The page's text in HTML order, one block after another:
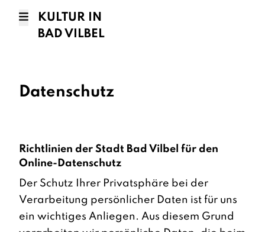
KULTUR IN
BAD VILBEL
Datenschutz
Richtlinien der Stadt Bad Vilbel für den
Online-Datenschutz
Der Schutz Ihrer Privatsphäre bei der
Verarbeitung persönlicher Daten ist für uns
ein wichtiges Anliegen. Aus diesem Grund